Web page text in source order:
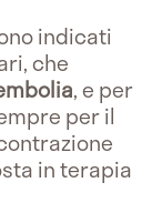
indicati
che
, e per
per il
in terapia